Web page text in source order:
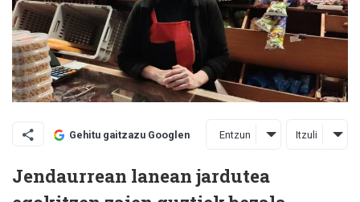
Gehitu gaitzazu Googlen Entzun Itzuli
Jendaurrean lanean jardutea